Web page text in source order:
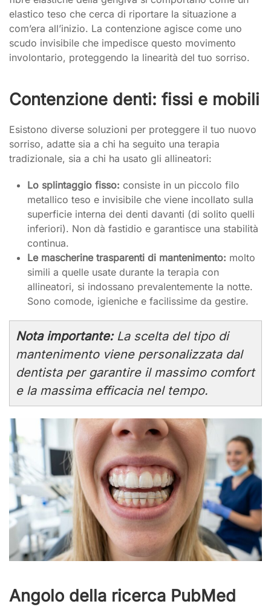
elastico teso che cerca di riportare la situazione a
com’era all’inizio. La contenzione agisce come uno
scudo invisibile che impedisce questo movimento
involontario, proteggendo la linearità del tuo sorriso.
Contenzione denti: fissi e mobili
Esistono diverse soluzioni per proteggere il tuo nuovo
sorriso, adatte sia a chi ha seguito una terapia
tradizionale, sia a chi ha usato gli allineatori:
Lo splintaggio fisso: consiste in un piccolo filo
metallico teso e invisibile che viene incollato sulla
superficie interna dei denti davanti (di solito quelli
inferiori). Non dà fastidio e garantisce una stabilità
continua.
Le mascherine trasparenti di mantenimento: molto
simili a quelle usate durante la terapia con
allineatori, si indossano prevalentemente la notte.
Sono comode, igieniche e facilissime da gestire.
Nota importante:La scelta del tipo di
mantenimento viene personalizzata dal
dentista per garantire il massimo comfort
e la massima efficacia nel tempo.
Angolo della ricerca PubMed